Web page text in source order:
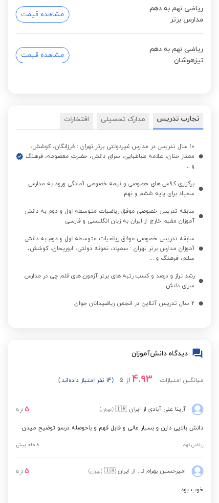
ریاضی نهم به دهم
مدارس برتر
مشاهده قیمت
ریاضی نهم به دهم
تیزهوشان
مشاهده قیمت
تجارب تدریس مدارک تحصیلی افتخارات
10 سال تدریس در مدارس غیردولتی برتر تهران : فرزانگان، کوشش،
ممتاز حنان، علامه طباطبایی، سرای دانش، حضرت معصومه، فرهنگ
و ...
برگزاری کلاس های خصوصی و نیمه خصوصی آمادگی ورود به مدارس
سمپاد برای پایه ششم و نهم
سابقه تدریس خصوصی موفق ریاضیات متوسطه اول و دوم به دانش
آموزان مقیم خارج از ایران به زبان انگلیسی و فارسی
سابقه تدریس خصوصی موفق ریاضیات متوسطه اول و دوم به دانش
آموزان مدارس برتر تهران : سمپاد، نمونه دولتی، ابوریحان، کوشش،
سلام، فرهنگ و ...
رشد تراز و درصد و کسب رتبه های برتر آزمون های قلم چی در مدارس
سرای دانش
2 سال تدریس آنلاین در انجمن ریاضیدانان جوان
دیدگاه دانش‌آموزان
میانگین امتیازات: 4.93 از 5 (14 نفر امتیاز داده‌اند.)
آرینا علی آبادی از ایران 🇮🇷 (تهران) 5 از 5
دانش بالایی دارن و بسیار عالی و قابل فهم و باحوصله درسو توضیح میدن
ریاضی نهم 8 ماه پیش
امیرحسین بهرام نژاد از ایران 🇮🇷 (تهران) 5 از 5
خوب بود